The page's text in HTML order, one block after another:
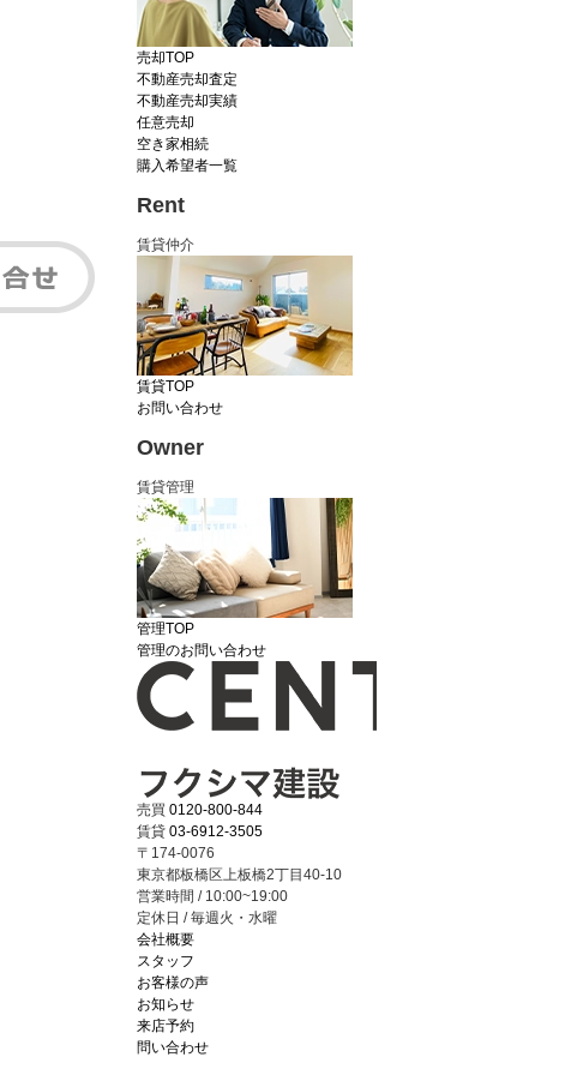
売却TOP
不動産売却査定
不動産売却実績
任意売却
空き家相続
購入希望者一覧
Rent
賃貸仲介
賃貸TOP
お問い合わせ
Owner
賃貸管理
管理TOP
管理のお問い合わせ
売買 0120-800-844
賃貸 03-6912-3505
〒174-0076
東京都板橋区上板橋2丁目40-10
営業時間 / 10:00~19:00
定休日 / 毎週火・水曜
会社概要
スタッフ
お客様の声
お知らせ
来店予約
問い合わせ